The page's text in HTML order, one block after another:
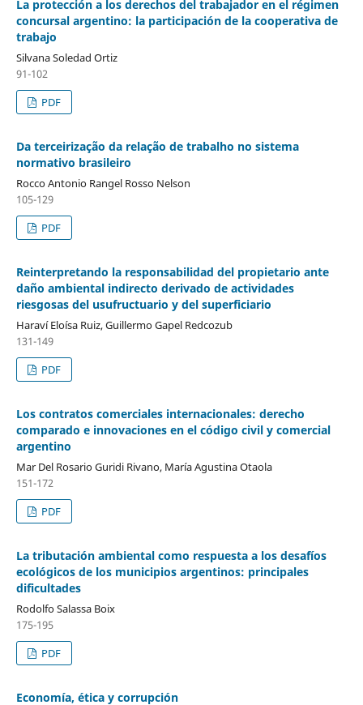
La protección a los derechos del trabajador en el régimen
concursal argentino: la participación de la cooperativa de
trabajo
Silvana Soledad Ortiz
91-102
PDF
Da terceirização da relação de trabalho no sistema
normativo brasileiro
Rocco Antonio Rangel Rosso Nelson
105-129
PDF
Reinterpretando la responsabilidad del propietario ante
daño ambiental indirecto derivado de actividades
riesgosas del usufructuario y del superficiario
Haraví Eloísa Ruiz, Guillermo Gapel Redcozub
131-149
PDF
Los contratos comerciales internacionales: derecho
comparado e innovaciones en el código civil y comercial
argentino
Mar Del Rosario Guridi Rivano, María Agustina Otaola
151-172
PDF
La tributación ambiental como respuesta a los desafíos
ecológicos de los municipios argentinos: principales
dificultades
Rodolfo Salassa Boix
175-195
PDF
Economía, ética y corrupción